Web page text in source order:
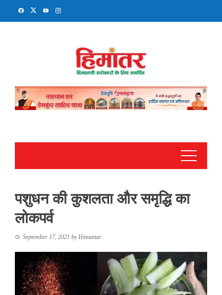
पशुधन की कुशलता और समृद्धि का
लोकपर्व
September 17, 2021 byHimantar